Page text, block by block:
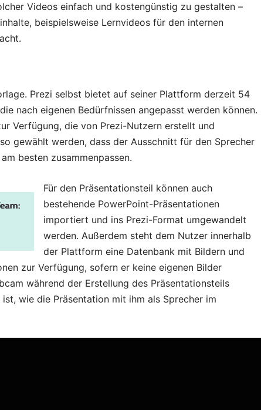
Videos einfach und kostengünstig zu gestalten –
beispielsweise Lernvideos für den internen
Prezi selbst bietet auf seiner Plattform derzeit 54
nach eigenen Bedürfnissen angepasst werden können.
Verfügung, die von Prezi-Nutzern erstellt und
gewählt werden, dass der Ausschnitt für den Sprecher
besten zusammenpassen.
Für den Präsentationsteil können auch
bestehende PowerPoint-Präsentationen
importiert und ins Prezi-Format umgewandelt
werden. Außerdem steht dem Nutzer innerhalb
der Plattform eine Datenbank mit Bildern und
zur Verfügung, sofern er keine eigenen Bilder
während der Erstellung des Präsentationsteils
wie die Präsentation mit ihm als Sprecher im